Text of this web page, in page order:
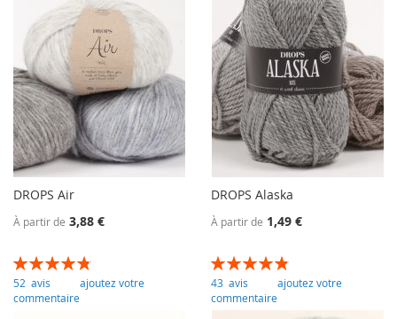
DROPS Air
À partir de 3,88 €
Évaluation:
97
% of100
52 avis
ajoutez votre
commentaire
DROPS Alaska
À partir de 1,49 €
Évaluation:
97
% of100
43 avis
ajoutez votre
commentaire